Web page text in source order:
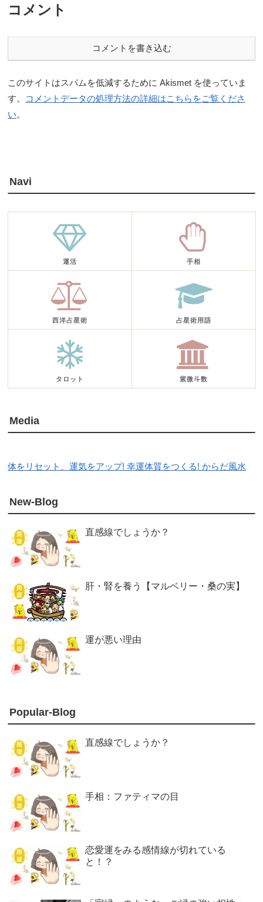
コメント
コメントを書き込む
このサイトはスパムを低減するために Akismet を使っていま
す。
コメントデータの処理方法の詳細はこちらをご覧くださ
い。
Navi
運活 手相
西洋占星術 占星術用語
タロット 紫微斗数
Media
体をリセット、運気をアップ! 幸運体質をつくる! からだ風水
New-Blog
直感線でしょうか？
肝・腎を養う【マルベリー・桑の実】
運が悪い理由
Popular-Blog
直感線でしょうか？
手相：ファティマの目
恋愛運をみる感情線が切れている
と！？